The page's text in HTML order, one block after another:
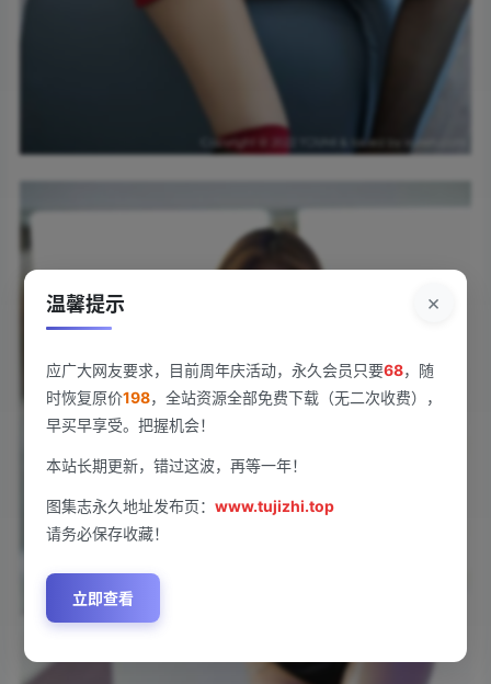
×
温馨提示
应广大网友要求，目前周年庆活动，永久会员只要68，随
时恢复原价198，全站资源全部免费下载（无二次收费），
早买早享受。把握机会！
本站长期更新，错过这波，再等一年！
图集志永久地址发布页：www.tujizhi.top
请务必保存收藏！
立即查看